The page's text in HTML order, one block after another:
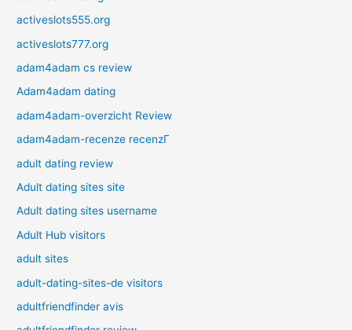
activeslots555.org
activeslots777.org
adam4adam cs review
Adam4adam dating
adam4adam-overzicht Review
adam4adam-recenze recenzГ­
adult dating review
Adult dating sites site
Adult dating sites username
Adult Hub visitors
adult sites
adult-dating-sites-de visitors
adultfriendfinder avis